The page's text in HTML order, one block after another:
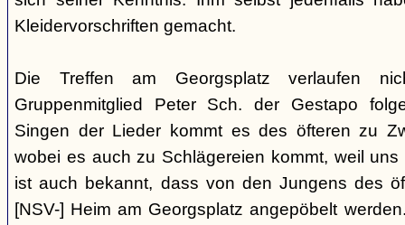
Kleidervorschriften gemacht.
Die Treffen am Georgsplatz verlaufen
Gruppenmitglied Peter Sch. der Gestapo
Singen der Lieder kommt es des öfteren zu
wobei es auch zu Schlägereien kommt, weil
ist auch bekannt, dass von den Jungens des
[NSV-] Heim am Georgsplatz angepöbelt